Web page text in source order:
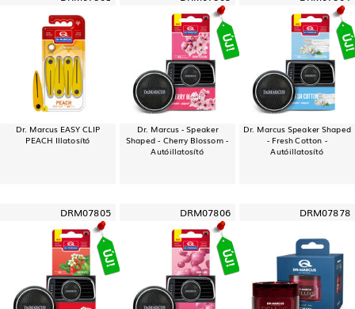
Dr. Marcus EASY CLIP
PEACH Illatosító
Dr. Marcus - Speaker
Shaped - Cherry Blossom -
Autóillatosító
Dr. Marcus Speaker Shaped
- Fresh Cotton -
Autóillatosító
DRM07805 DRM07806 DRM07878